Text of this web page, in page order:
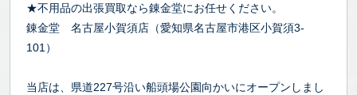
★不用品の出張買取なら錬金堂にお任せください。
錬金堂 名古屋小賀須店（愛知県名古屋市港区小賀須3-
101）
当店は、県道227号沿い船頭場公園向かいにオープンしまし